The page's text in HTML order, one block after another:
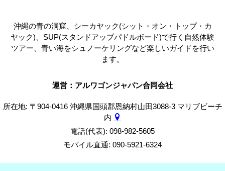
沖縄の青の洞窟、シーカヤック(シット・オン・トップ・カ
ヤック)、SUP(スタンドアップパドルボード)で行く自然体験
ツアー、青い海をシュノーケリングなど楽しいガイドを行い
ます。
運営：アルワゴンジャパン合同会社
所在地: 〒904-0416 沖縄県国頭郡恩納村山田3088-3 マリブビーチ
内
電話(代表): 098-982-5605
モバイル直通: 090-5921-6324